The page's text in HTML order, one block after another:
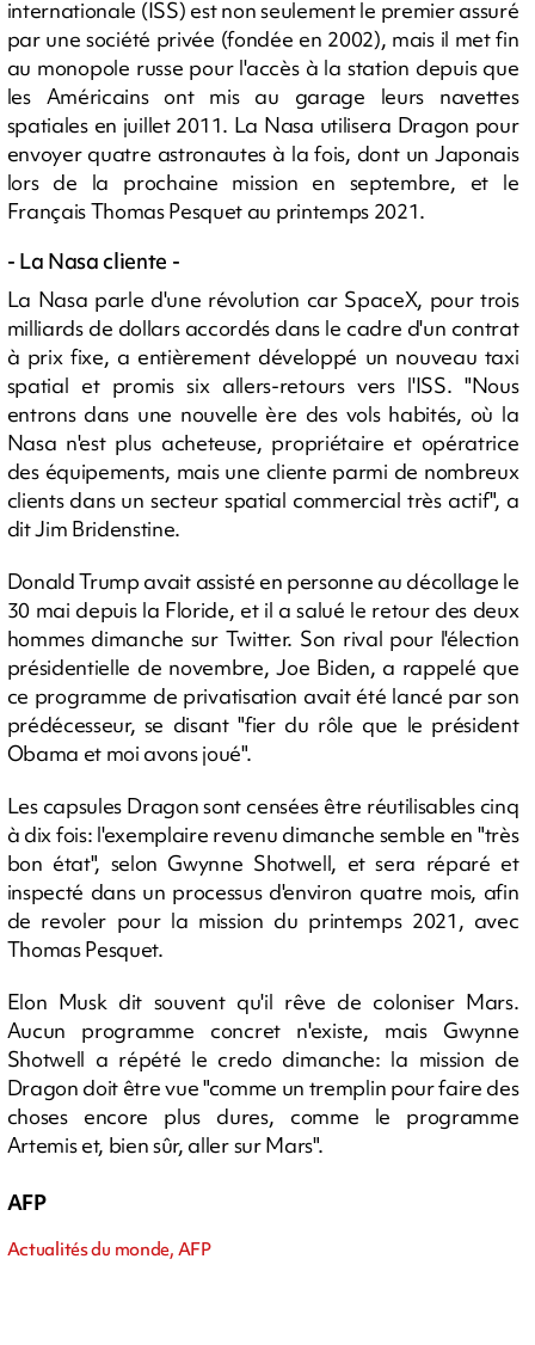
internationale (ISS) est non seulement le premier assuré
par une société privée (fondée en 2002), mais il met fin
au monopole russe pour l'accès à la station depuis que
les Américains ont mis au garage leurs navettes
spatiales en juillet 2011. La Nasa utilisera Dragon pour
envoyer quatre astronautes à la fois, dont un Japonais
lors de la prochaine mission en septembre, et le
Français Thomas Pesquet au printemps 2021.
- La Nasa cliente -
La Nasa parle d'une révolution car SpaceX, pour trois
milliards de dollars accordés dans le cadre d'un contrat
à prix fixe, a entièrement développé un nouveau taxi
spatial et promis six allers-retours vers l'ISS. "Nous
entrons dans une nouvelle ère des vols habités, où la
Nasa n'est plus acheteuse, propriétaire et opératrice
des équipements, mais une cliente parmi de nombreux
clients dans un secteur spatial commercial très actif", a
dit Jim Bridenstine.
Donald Trump avait assisté en personne au décollage le
30 mai depuis la Floride, et il a salué le retour des deux
hommes dimanche sur Twitter. Son rival pour l'élection
présidentielle de novembre, Joe Biden, a rappelé que
ce programme de privatisation avait été lancé par son
prédécesseur, se disant "fier du rôle que le président
Obama et moi avons joué".
Les capsules Dragon sont censées être réutilisables cinq
à dix fois: l'exemplaire revenu dimanche semble en "très
bon état", selon Gwynne Shotwell, et sera réparé et
inspecté dans un processus d'environ quatre mois, afin
de revoler pour la mission du printemps 2021, avec
Thomas Pesquet.
Elon Musk dit souvent qu'il rêve de coloniser Mars.
Aucun programme concret n'existe, mais Gwynne
Shotwell a répété le credo dimanche: la mission de
Dragon doit être vue "comme un tremplin pour faire des
choses encore plus dures, comme le programme
Artemis et, bien sûr, aller sur Mars".
AFP
Actualités du monde, AFP